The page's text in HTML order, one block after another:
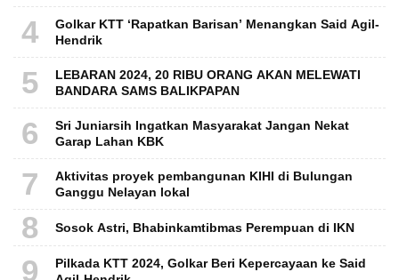
4
Golkar KTT ‘Rapatkan Barisan’ Menangkan Said Agil-
Hendrik
5
LEBARAN 2024, 20 RIBU ORANG AKAN MELEWATI
BANDARA SAMS BALIKPAPAN
6
Sri Juniarsih Ingatkan Masyarakat Jangan Nekat
Garap Lahan KBK
7
Aktivitas proyek pembangunan KIHI di Bulungan
Ganggu Nelayan lokal
8 Sosok Astri, Bhabinkamtibmas Perempuan di IKN
9
Pilkada KTT 2024, Golkar Beri Kepercayaan ke Said